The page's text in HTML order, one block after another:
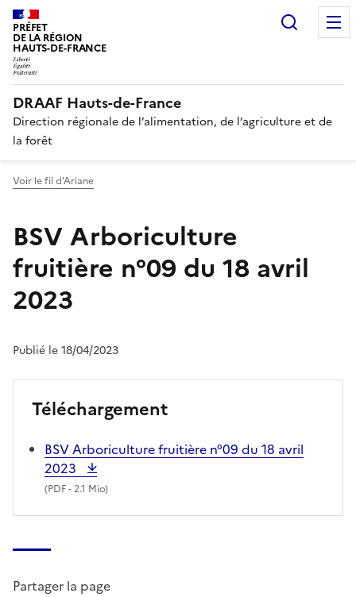
PRÉFET
DE LA RÉGION
HAUTS-DE-FRANCE
DRAAF Hauts-de-France
Direction régionale de l’alimentation, de l’agriculture et de
la forêt
Voir le fil d'Ariane
BSV Arboriculture
fruitière n°09 du 18 avril
2023
Publié le 18/04/2023
Téléchargement
BSV Arboriculture fruitière n°09 du 18 avril
2023
(PDF- 2.1 Mio)
Partager la page